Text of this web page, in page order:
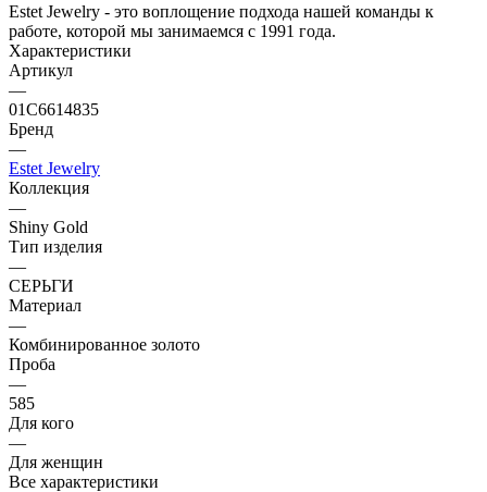
Estet Jewelry - это воплощение подхода нашей команды к
работе, которой мы занимаемся с 1991 года.
Характеристики
Артикул
—
01С6614835
Бренд
—
Estet Jewelry
Коллекция
—
Shiny Gold
Тип изделия
—
СЕРЬГИ
Материал
—
Комбинированное золото
Проба
—
585
Для кого
—
Для женщин
Все характеристики